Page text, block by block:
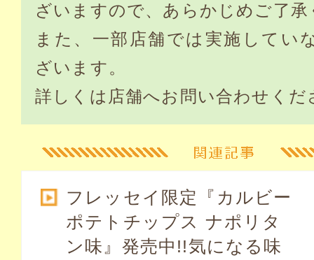
ざいますので、あらかじめご了
また、一部店舗では実施してい
ざいます。
詳しくは店舗へお問い合わせくだ
フレッセイ限定『カルビー
ポテトチップス ナポリタ
ン味』発売中!!気になる味